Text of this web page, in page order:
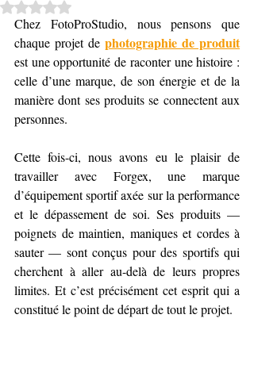
Noté NaN étoiles sur 5.
Chez FotoProStudio, nous pensons que
chaque projet de photographie de produit
est une opportunité de raconter une histoire :
celle d’une marque, de son énergie et de la
manière dont ses produits se connectent aux
personnes.
Cette fois-ci, nous avons eu le plaisir de
travailler avec Forgex, une marque
d’équipement sportif axée sur la performance
et le dépassement de soi. Ses produits —
poignets de maintien, maniques et cordes à
sauter — sont conçus pour des sportifs qui
cherchent à aller au-delà de leurs propres
limites. Et c’est précisément cet esprit qui a
constitué le point de départ de tout le projet.